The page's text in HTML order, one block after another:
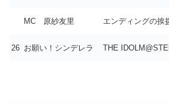
MC 原紗友里 エンディングの挨
26 お願い！シンデレラ THE